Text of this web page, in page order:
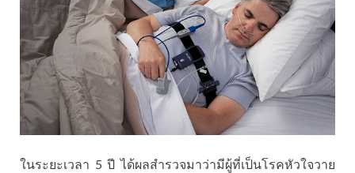
ในระยะเวลา 5ปี ได้ผลสำรวจมาว่ามีผู้ที่เป็นโรคหัวใจวาย